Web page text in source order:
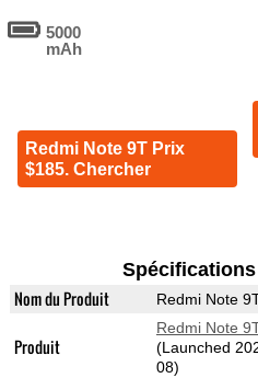
5000
mAh
Redmi Note 9T Prix
$185. Chercher
Nom du Produit Redmi Note
Produit
Redmi Note
(Launched
08)